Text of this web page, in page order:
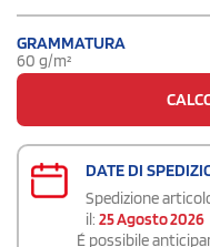
GRAMMATURA
60 g/m²
DATE DI
Spedizione
il: 25 Agosto 2026
É possibile